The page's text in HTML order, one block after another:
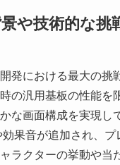
や技術的な挑
発における最大の挑
の汎用基板の性能を
な画面構成を実現し
効果音が追加され、
ラクターの挙動や当